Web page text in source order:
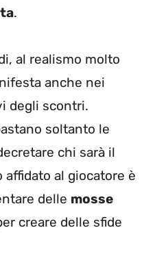
.
al realismo molto
anche nei
degli scontri.
soltanto le
chi sarà il
affidato al giocatore è
delle mosse
creare delle sfide